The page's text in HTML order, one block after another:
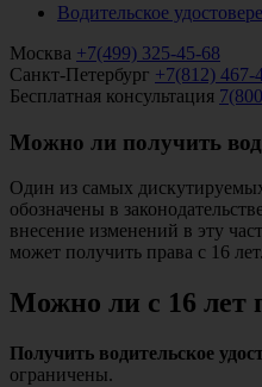
Водительское
Москва +7(499) 325-45-68
Санкт-Петербург +7(812) 467-
Бесплатная консультация
Можно ли получить
Один из самых
обозначены в
внесение изменений в эту
может получить права с 16 лет.
Можно ли с 16 лет
Получить водительское
ограничены.